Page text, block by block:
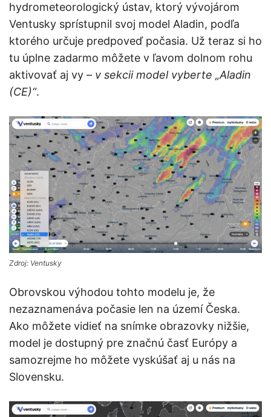
hydrometeorologický ústav, ktorý vývojárom
Ventusky sprístupnil svoj model Aladin, podľa
ktorého určuje predpoveď počasia. Už teraz si ho
tu úplne zadarmo môžete v ľavom dolnom rohu
aktivovať aj vy – v sekcii model vyberte „Aladin
(CE)“.
Zdroj: Ventusky
Obrovskou výhodou tohto modelu je, že
nezaznamenáva počasie len na území Česka.
Ako môžete vidieť na snímke obrazovky nižšie,
model je dostupný pre značnú časť Európy a
samozrejme ho môžete vyskúšať aj u nás na
Slovensku.